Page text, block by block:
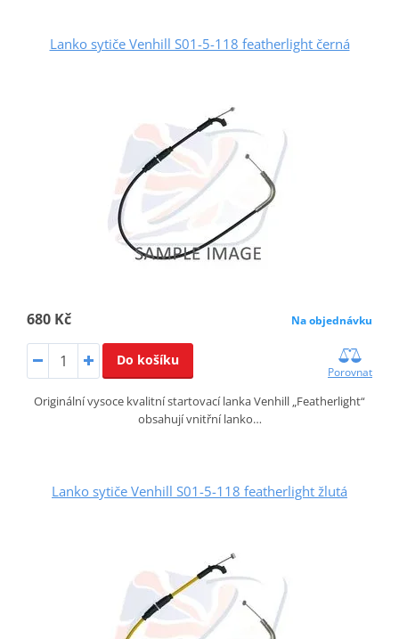
Lanko sytiče Venhill S01-5-118 featherlight černá
680 Kč Na objednávku
Do košíku
Porovnat
Originální vysoce kvalitní startovací lanka Venhill „Featherlight“
obsahují vnitřní lanko…
Lanko sytiče Venhill S01-5-118 featherlight žlutá